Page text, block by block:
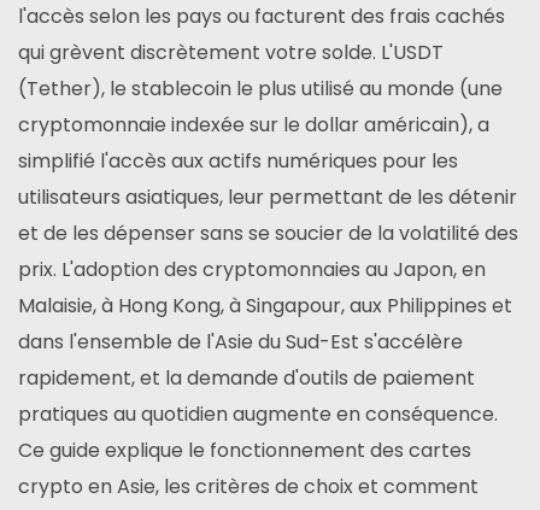
l'accès selon les pays ou facturent des frais cachés
qui grèvent discrètement votre solde. L'USDT
(Tether), le stablecoin le plus utilisé au monde (une
cryptomonnaie indexée sur le dollar américain), a
simplifié l'accès aux actifs numériques pour les
utilisateurs asiatiques, leur permettant de les détenir
et de les dépenser sans se soucier de la volatilité des
prix. L'adoption des cryptomonnaies au Japon, en
Malaisie, à Hong Kong, à Singapour, aux Philippines et
dans l'ensemble de l'Asie du Sud-Est s'accélère
rapidement, et la demande d'outils de paiement
pratiques au quotidien augmente en conséquence.
Ce guide explique le fonctionnement des cartes
crypto en Asie, les critères de choix et comment